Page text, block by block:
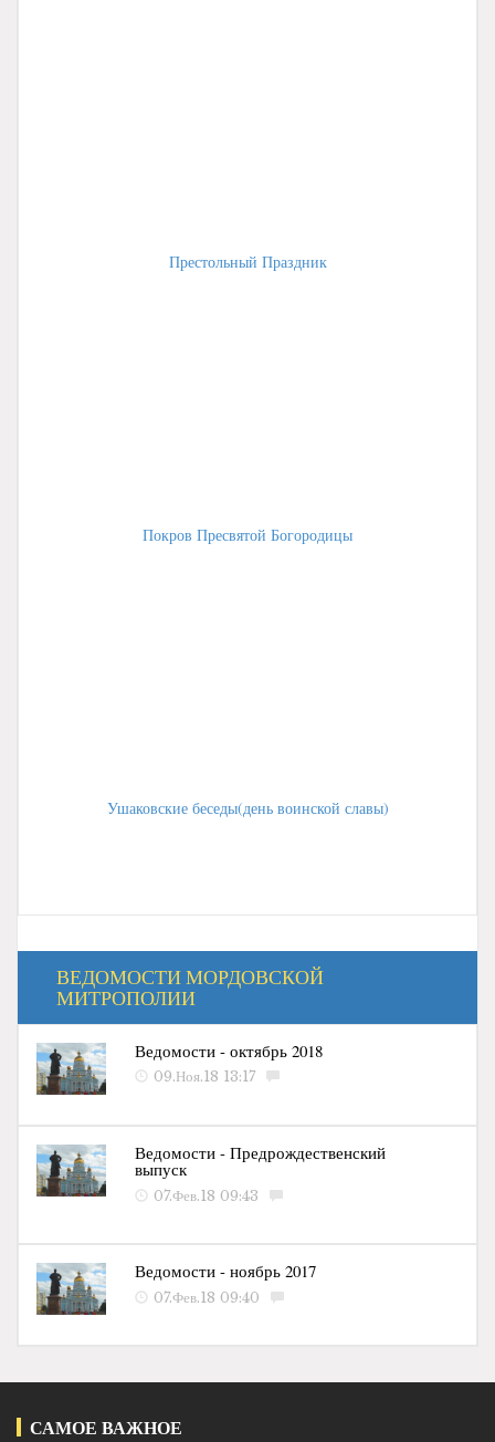
Престольный Праздник
Покров Пресвятой Богородицы
Ушаковские беседы(день воинской славы)
ВЕДОМОСТИ МОРДОВСКОЙ
МИТРОПОЛИИ
Ведомости - октябрь 2018
09.Ноя.18 13:17
Ведомости - Предрождественский
выпуск
07.Фев.18 09:43
Ведомости - ноябрь 2017
07.Фев.18 09:40
САМОЕ ВАЖНОЕ